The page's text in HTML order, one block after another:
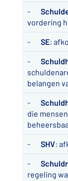
-
vordering
- SE:
-
belangen
-
die
- SHV:
-
regeling